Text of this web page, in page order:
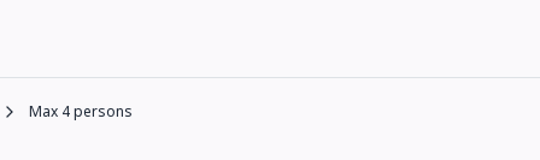
Max 4 persons